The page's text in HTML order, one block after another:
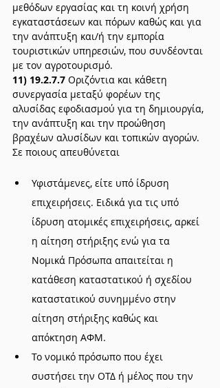
μεθόδων εργασίας και τη κοινή χρήση
εγκαταστάσεων και πόρων καθώς και για
την ανάπτυξη και/ή την εμπορία
τουριστικών υπηρεσιών, που συνδέονται
με τον αγροτουρισμό.
11) 19.2.7.7 Οριζόντια και κάθετη
συνεργασία μεταξύ φορέων της
αλυσίδας εφοδιασμού για τη δημιουργία,
την ανάπτυξη και την προώθηση
βραχέων αλυσίδων και τοπικών αγορών.
Σε ποιους απευθύνεται
Υφιστάμενες, είτε υπό ίδρυση
επιχειρήσεις. Ειδικά για τις υπό
ίδρυση ατομικές επιχειρήσεις, αρκεί
η αίτηση στήριξης ενώ για τα
Νομικά Πρόσωπα απαιτείται η
κατάθεση καταστατικού ή σχεδίου
καταστατικού συνημμένο στην
αίτηση στήριξης καθώς και
απόκτηση ΑΦΜ.
Το νομικό πρόσωπο που έχει
συστήσει την ΟΤΔ ή μέλος που την